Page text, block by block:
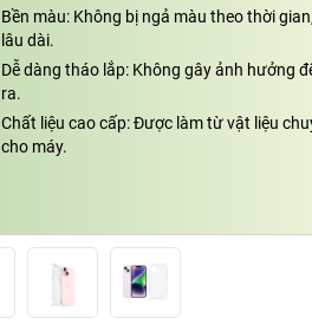
Bền màu: Không bị ngả màu theo thời
lâu dài.
Dễ dàng tháo lắp: Không gây ảnh hưởng
ra.
Chất liệu cao cấp: Được làm từ vật liệu
cho máy.